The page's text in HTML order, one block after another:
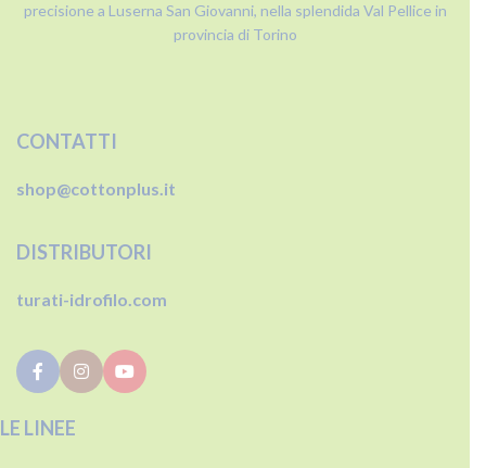
precisione a Luserna San Giovanni, nella splendida Val Pellice in
provincia di Torino
CONTATTI
shop@cottonplus.it
DISTRIBUTORI
turati-idrofilo.com
LE LINEE